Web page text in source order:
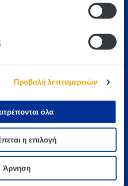
Προβολή λεπτομερειών
όλα
η επιλογή
Άρνηση
μας
ΑΠΟΡΡΗΤΟΥ|ΟΡΟΙ ΧΡΗΣΗΣ|